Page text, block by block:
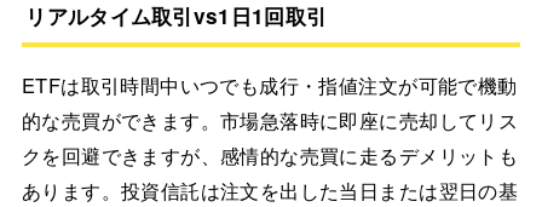
リアルタイム取引vs1日1回取引
ETFは取引時間中いつでも成行・指値注文が可能で機動
的な売買ができます。市場急落時に即座に売却してリス
クを回避できますが、感情的な売買に走るデメリットも
あります。投資信託は注文を出した当日または翌日の基